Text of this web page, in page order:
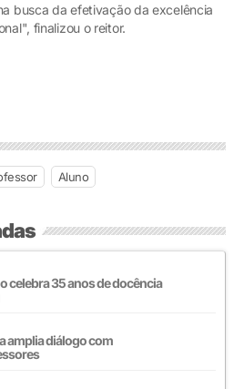
busca da efetivação da excelência
finalizou o reitor.
Aluno
celebra 35 anos de docência
amplia diálogo com